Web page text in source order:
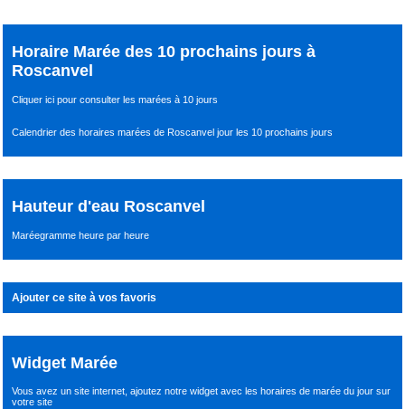
Horaire Marée des 10 prochains jours à
Roscanvel
Cliquer ici pour consulter les marées à 10 jours
Calendrier des horaires marées de Roscanvel jour les 10 prochains jours
Hauteur d'eau Roscanvel
Maréegramme heure par heure
Ajouter ce site à vos favoris
Widget Marée
Vous avez un site internet,ajoutez notre widget avec les horaires de marée du joursur
votre site